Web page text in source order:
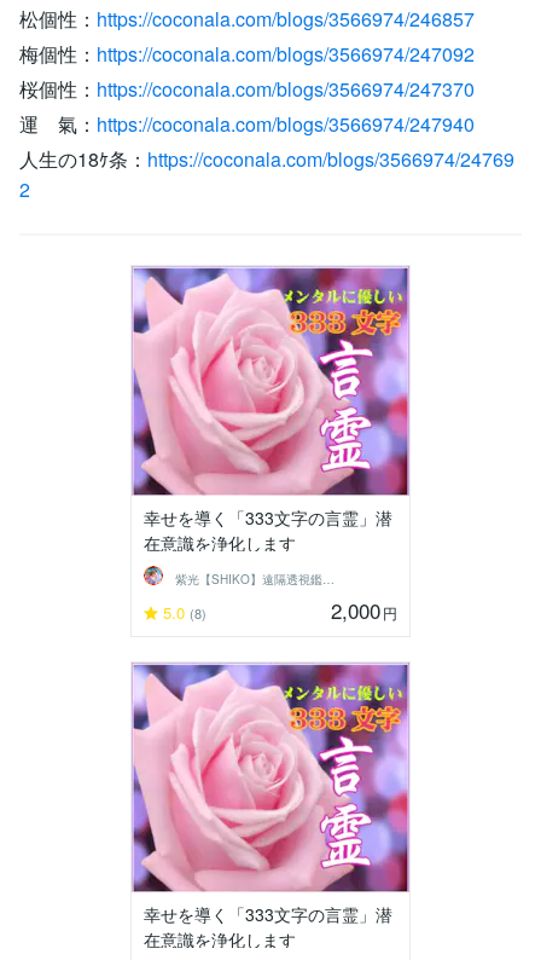
松個性： https://coconala.com/blogs/3566974/246857
梅個性： https://coconala.com/blogs/3566974/247092
桜個性： https://coconala.com/blogs/3566974/247370
運 氣： https://coconala.com/blogs/3566974/247940
人生の18ｹ条： https://coconala.com/blogs/3566974/24769
2
幸せを導く「333文字の言霊」潜
在意識を浄化します
紫光【SHIKO】遠隔透視鑑定士
5.0 (8) 2,000円
幸せを導く「333文字の言霊」潜
在意識を浄化します